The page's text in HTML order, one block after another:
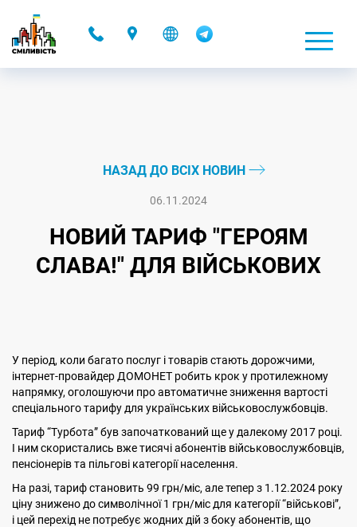
НАЗАД ДО ВСІХ НОВИН
06.11.2024
НОВИЙ ТАРИФ "ГЕРОЯМ
СЛАВА!" ДЛЯ ВІЙСЬКОВИХ
У період, коли багато послуг і товарів стають дорожчими,
інтернет-провайдер ДОМОНЕТ робить крок у протилежному
напрямку, оголошуючи про автоматичне зниження вартості
спеціального тарифу для українських військовослужбовців.
Тариф “Турбота” був започаткований ще у далекому 2017 році.
І ним скористались вже тисячі абонентів військовослужбовців,
пенсіонерів та пільгові категорії населення.
На разі, тариф становить 99 грн/міс, але тепер з 1.12.2024 року
ціну знижено до символічної 1 грн/міс для категорії “військові”,
і цей перехід не потребує жодних дій з боку абонентів, що